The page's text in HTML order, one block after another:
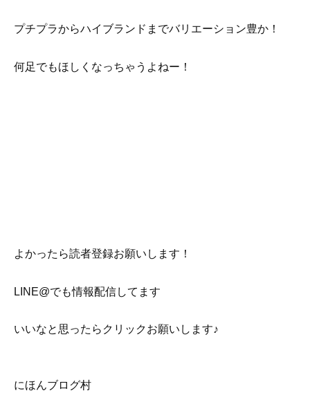
プチプラからハイブランドまでバリエーション豊か！
何足でもほしくなっちゃうよねー！
よかったら読者登録お願いします！
LINE@でも情報配信してます
いいなと思ったらクリックお願いします♪
にほんブログ村